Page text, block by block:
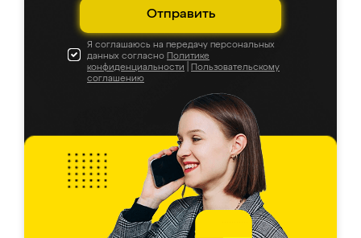
Отправить
Я соглашаюсь на передачу персональных
данных согласно Политике
конфиденциальности
Пользовательскому
соглашению